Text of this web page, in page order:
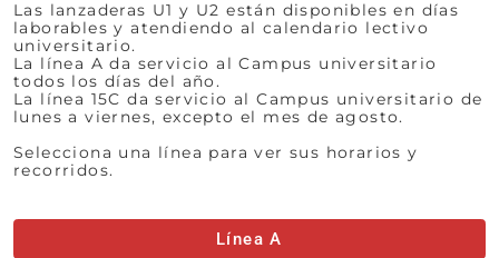
Las lanzaderas U1 y U2 están disponibles en días
laborables y atendiendo al calendario lectivo
universitario.
La línea A da servicio al Campus universitario
todos los días del año.
La línea 15C da servicio al Campus universitario de
lunes a viernes, excepto el mes de agosto.
Selecciona una línea para ver sus horarios y
recorridos.
Línea A